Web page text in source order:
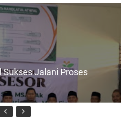
Jalani Proses